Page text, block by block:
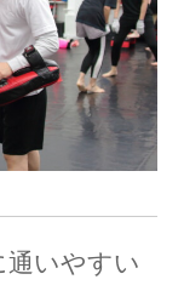
通いやすい